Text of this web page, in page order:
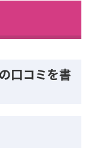
口コミを書